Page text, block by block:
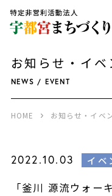
お知らせ・イベ
NEWS / EVENT
HOME お知らせ・イベ
2022.10.03 イベ
「釜川 源流ウォー